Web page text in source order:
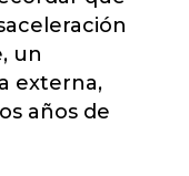
un
externa,
años de